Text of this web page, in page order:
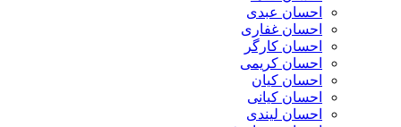
احسان عبدی
احسان غفاری
احسان کارگر
احسان کریمی
احسان کیان
احسان کیانی
احسان لیندی